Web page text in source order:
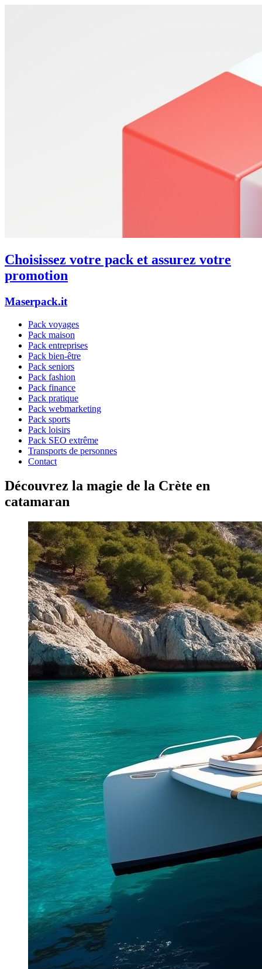
Choisissez votre pack et assurez votre
promotion
Maserpack.it
Pack voyages
Pack maison
Pack entreprises
Pack bien-être
Pack seniors
Pack fashion
Pack finance
Pack pratique
Pack webmarketing
Pack sports
Pack loisirs
Pack SEO extrême
Transports de personnes
Contact
Découvrez la magie de la Crète en
catamaran